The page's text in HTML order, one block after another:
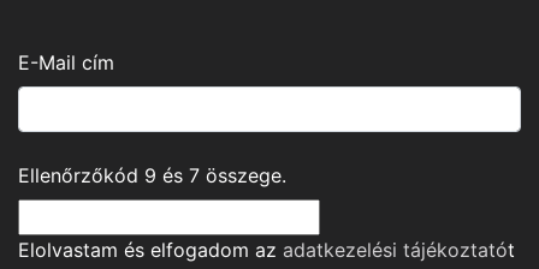
E-Mail cím
Ellenőrzőkód 9 és 7 összege.
Elolvastam és elfogadom az adatkezelési tájékoztatót